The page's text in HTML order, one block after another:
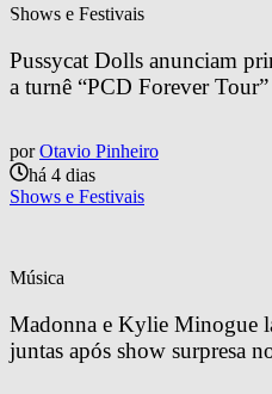
Shows e Festivais
Pussycat Dolls anunciam
a turnê “PCD Forever Tour”
por Otavio Pinheiro
há 4 dias
Shows e Festivais
Música
Madonna e Kylie Minogue
juntas após show surpresa